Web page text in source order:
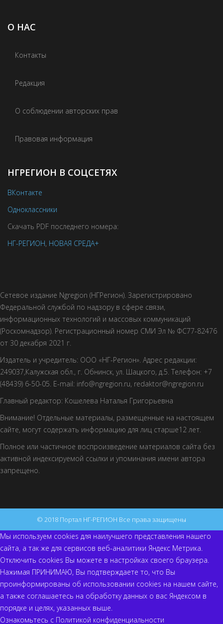
О НАС
Контакты
Редакция
О соблюдении авторских прав
Правовая информация
НГРЕГИОН В СОЦСЕТЯХ
ВКонтакте
Одноклассники
Скачать PDF последнего номера:
НГ-РЕГИОН, НОВАЯ СРЕДА+
Сетевое издание Ngregion (НГРегион). Зарегистрировано
Федеральной службой по надзору в сфере связи,
информационных технологий и массовых коммуникаций
(Роскомнадзор). Регистрационный номер СМИ Эл № ФС77-82476
от 30 декабря 2021 г.
Издатель и учредитель: ООО «НГ-Регион». Адрес редакции:
249037,Калужская обл., г. Обнинск, ул. Шацкого, д.5. Телефон: +7
(48439) 6-50-05. E-mail: info@ngregion.ru, redaktor@ngregion.ru
Главный редактор: Кошелева Наталья Григорьевна
Внимание! Отдельные материалы, размещенные на настоящем
сайте, могут содержать информацию для лиц старше12 лет.
Полное или частичное воспроизведение материалов сайта без
активной индексируемой ссылки и упоминания имени автора
запрещено.
© 2018 Портал НГ-РЕГИОН Все права защищены
Мы используем cookies для наилучшего представления нашего
сайта, а так же для сервисов веб-аналитики Яндекс Метрика.
Отключить cookies Вы можете в настройках своего браузера.
Нажимая ПРИНИМАЮ, Вы подтверждаете то, что Вы
проинформированы об использовании cookies на нашем сайте,
а также соглашаетесь на обработку данных о вас Яндексом в
порядке и целях, указанных выше.
Ознакомьтесь с Политикой конфиденциальности